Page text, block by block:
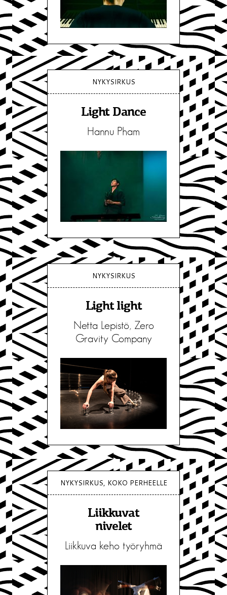
NYKYSIRKUS
Light Dance
Hannu Pham
NYKYSIRKUS
Light light
Netta Lepistö, Zero
Gravity Company
NYKYSIRKUS, KOKO PERHEELLE
Liikkuvat
nivelet
Liikkuva keho työryhmä